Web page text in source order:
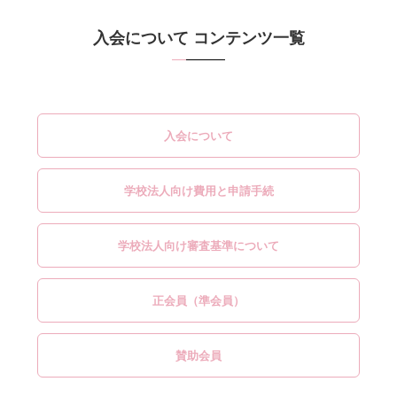
入会について コンテンツ一覧
入会について
学校法人向け費用と申請手続
学校法人向け審査基準について
正会員（準会員）
賛助会員